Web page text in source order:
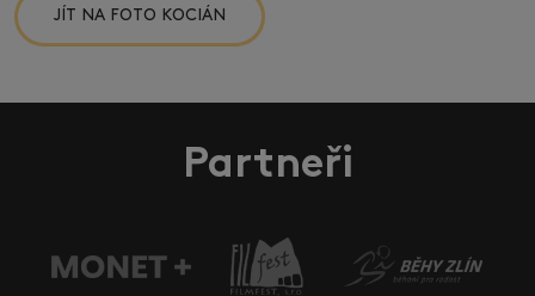
JÍT NA FOTO KOCIÁN
Partneři